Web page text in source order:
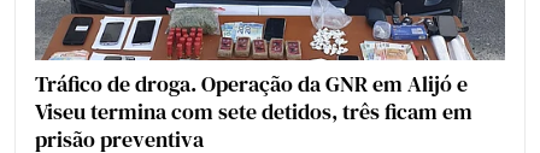
Tráfico de droga. Operação da GNR em Alijó e
Viseu termina com sete detidos, três ficam em
prisão preventiva